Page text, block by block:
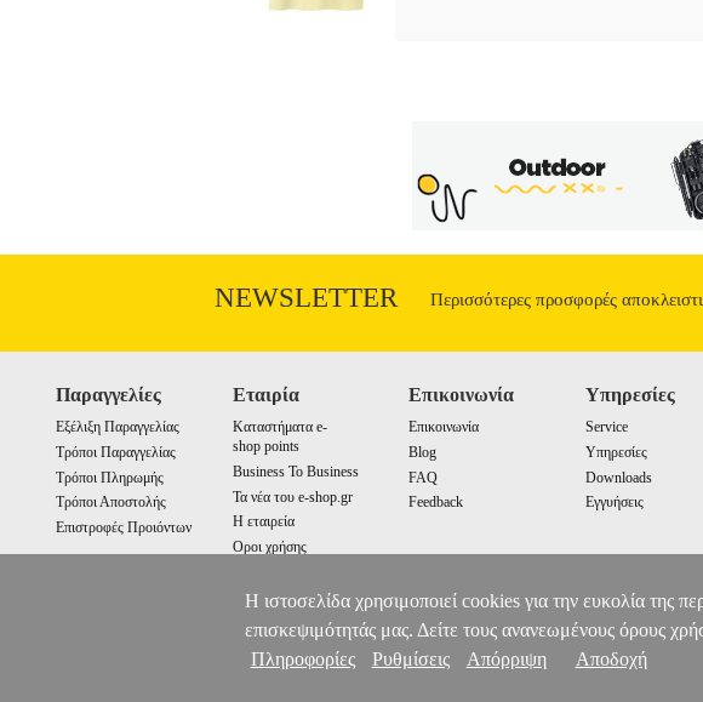
NEWSLETTER Περισσότερες προσφορές
Παραγγελίες
Εξέλιξη Παραγγελίας
Τρόποι Παραγγελίας
Τρόποι Πληρωμής
Τρόποι Αποστολής
Επιστροφές Προιόντων
Εταιρία
Καταστήματα e-
shop points
Business To Business
Τα νέα του e-shop.gr
Η εταιρεία
Οροι χρήσης
Επικοινωνία
Επικοινωνία
Blog
FAQ
Feedback
Υπηρεσίες
Service
Υπηρεσίες
Downloads
Εγγυήσεις
Η ιστοσελίδα χρησιμοποιεί cookies για την ευκολία της
επισκεψιμότητάς μας. Δείτε τους ανανεωμένους όρους
Πληροφορίες
Ρυθμίσεις Απόρριψη Αποδοχή